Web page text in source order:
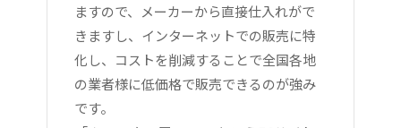
ますので、メーカーから直接仕入れがで
きますし、インターネットでの販売に特
化し、コストを削減することで全国各地
の業者様に低価格で販売できるのが強み
です。